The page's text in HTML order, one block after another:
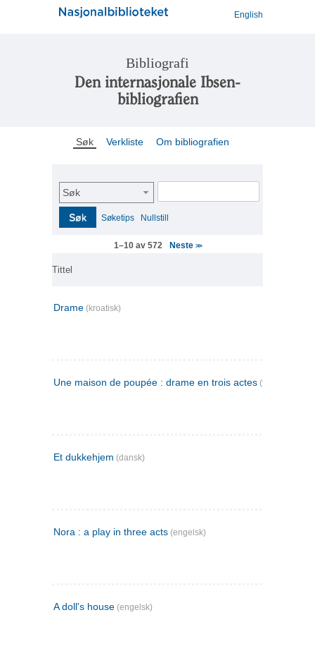
English
Bibliografi
Den internasjonale Ibsen-
bibliografien
Søk Verkliste Om bibliografien
Søk
Søk Søketips Nullstill
1–10 av 572 Neste >>
Tittel
Drame (kroatisk)
Une maison de poupée : drame en trois actes (fransk)
Et dukkehjem (dansk)
Nora : a play in three acts (engelsk)
A doll's house (engelsk)